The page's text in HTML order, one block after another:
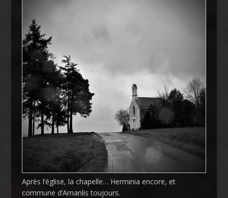
Après l’église, la chapelle… Herminia encore, et
commune d’Amanlis toujours.